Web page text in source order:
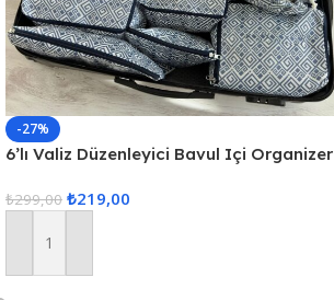
-27%
6’lı Valiz Düzenleyici Bavul Içi Organizer
₺299,00 ₺219,00
Sepete Ekle